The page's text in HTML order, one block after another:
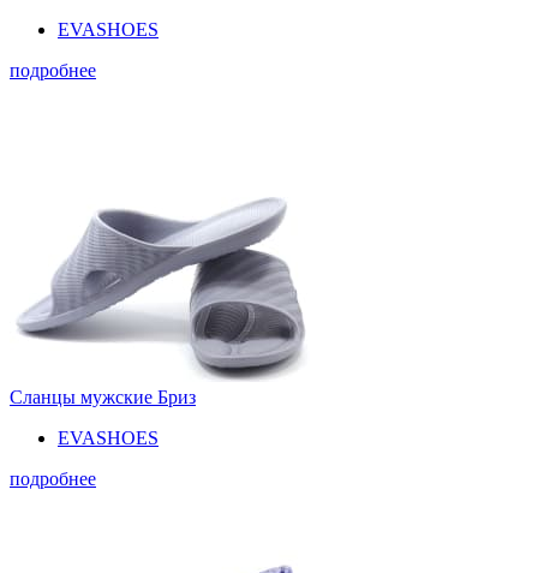
EVASHOES
подробнее
Сланцы мужские Бриз
EVASHOES
подробнее